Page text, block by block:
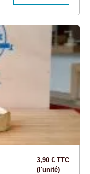
3,90 € TTC
(l'unité)